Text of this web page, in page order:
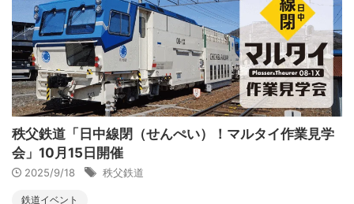
秩父鉄道「日中線閉（せんぺい）！マルタイ作業見学
会」10月15日開催
2025/9/18 秩父鉄道
鉄道イベント